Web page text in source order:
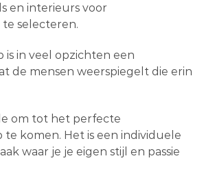
en interieurs voor
selecteren.
is in veel opzichten een
de mensen weerspiegelt die erin
om tot het perfecte
komen. Het is een individuele
waar je je eigen stijl en passie